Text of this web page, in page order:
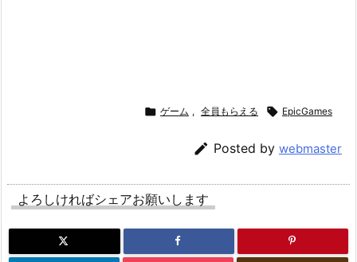
 ゲーム , 全員もらえる  EpicGames
 Posted by webmaster
よろしければシェアお願いします